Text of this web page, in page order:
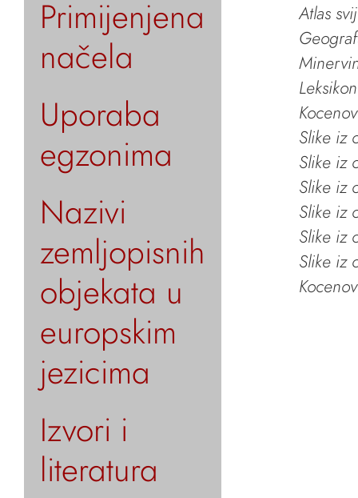
Primijenjena
načela
Uporaba
egzonima
Nazivi
zemljopisnih
objekata u
europskim
jezicima
Izvori i
literatura
Atlas
Slike iz
Slike iz
Slike iz
Slike iz
Slike iz
Slike iz